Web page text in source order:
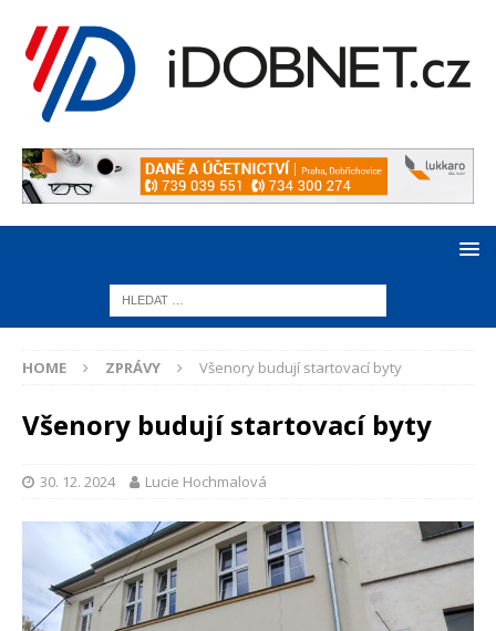
HOME ZPRÁVY Všenory budují startovací byty
Všenory budují startovací byty
30. 12. 2024 Lucie Hochmalová